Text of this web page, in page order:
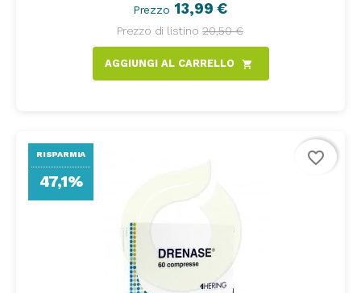
Prezzo 13,99 €
Prezzo di listino 20,50 €
AGGIUNGI AL CARRELLO shopping_cart
RISPARMIA
47,1%
favorite_border